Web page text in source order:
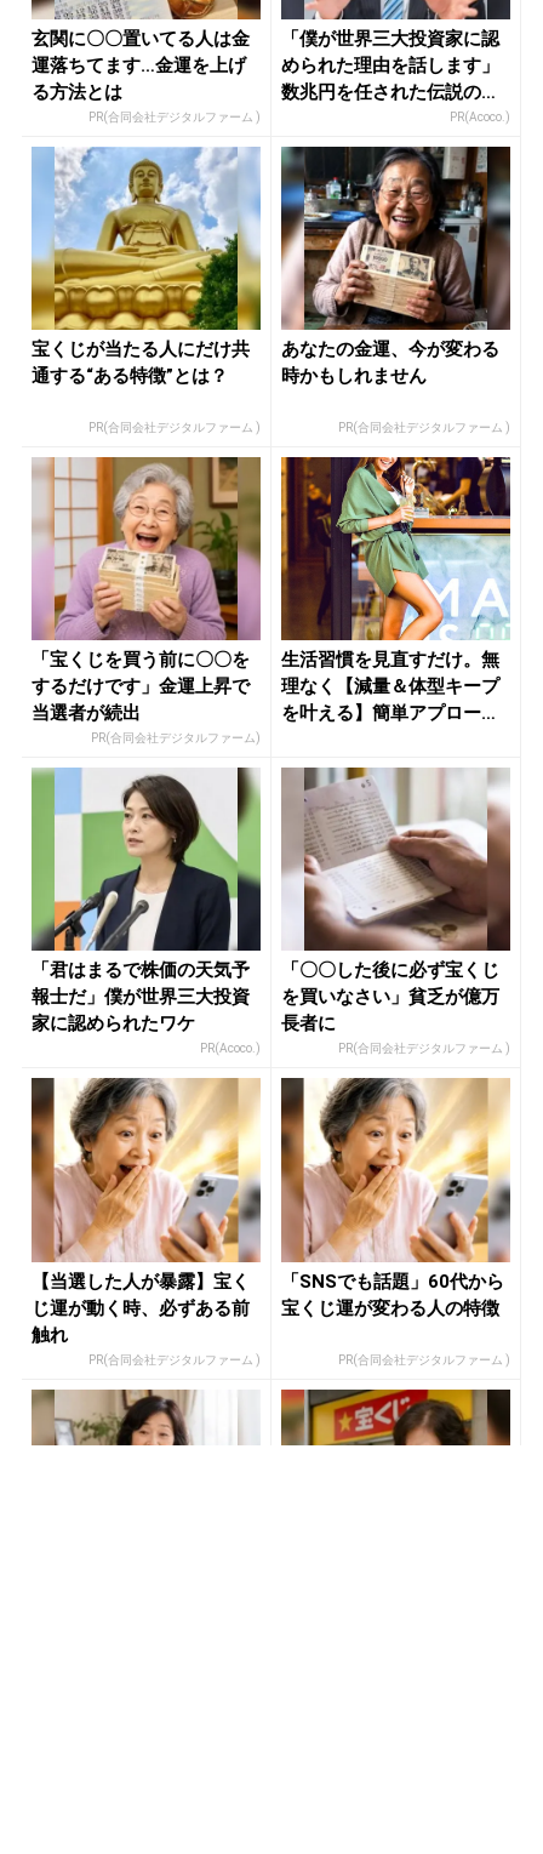
玄関に〇〇置いてる人は金
運落ちてます…金運を上げ
る方法とは
PR(合同会社デジタルファーム )
「僕が世界三大投資家に認
められた理由を話します」
数兆円を任された伝説の投
PR(Acoco.)
宝くじが当たる人にだけ共
通する“ある特徴”とは？
PR(合同会社デジタルファーム )
あなたの金運、今が変わる
時かもしれません
PR(合同会社デジタルファーム )
「宝くじを買う前に〇〇を
するだけです」金運上昇で
当選者が続出
PR(合同会社デジタルファーム)
生活習慣を見直すだけ。無
理なく【減量＆体型キープ
を叶える】簡単アプローチ
「君はまるで株価の天気予
報士だ」僕が世界三大投資
家に認められたワケ
PR(Acoco.)
「〇〇した後に必ず宝くじ
を買いなさい」貧乏が億万
長者に
PR(合同会社デジタルファーム )
【当選した人が暴露】宝く
じ運が動く時、必ずある前
触れ
PR(合同会社デジタルファーム )
「SNSでも話題」60代から
宝くじ運が変わる人の特徴
PR(合同会社デジタルファーム )